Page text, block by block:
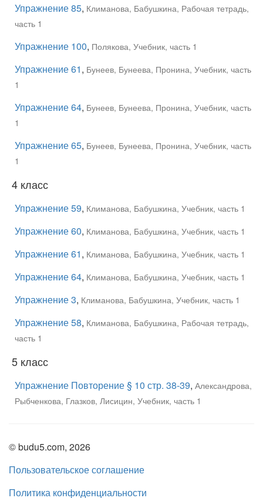
Упражнение 85, Климанова, Бабушкина, Рабочая тетрадь,
часть 1
Упражнение 100, Полякова, Учебник, часть 1
Упражнение 61, Бунеев, Бунеева, Пронина, Учебник, часть
1
Упражнение 64, Бунеев, Бунеева, Пронина, Учебник, часть
1
Упражнение 65, Бунеев, Бунеева, Пронина, Учебник, часть
1
4 класс
Упражнение 59, Климанова, Бабушкина, Учебник, часть 1
Упражнение 60, Климанова, Бабушкина, Учебник, часть 1
Упражнение 61, Климанова, Бабушкина, Учебник, часть 1
Упражнение 64, Климанова, Бабушкина, Учебник, часть 1
Упражнение 3, Климанова, Бабушкина, Учебник, часть 1
Упражнение 58, Климанова, Бабушкина, Рабочая тетрадь,
часть 1
5 класс
Упражнение Повторение § 10 стр. 38-39, Александрова,
Рыбченкова, Глазков, Лисицин, Учебник, часть 1
© budu5.com, 2026
Пользовательское соглашение
Политика конфиденциальности